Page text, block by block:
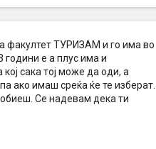
факултет ТУРИЗАМ и го има во
години е а плус има и
сака тој може да оди, а
ако имаш среќа ќе те изберат.
Се надевам дека ти